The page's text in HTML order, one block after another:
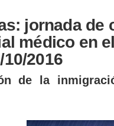
jornada
médico en
2016
de la